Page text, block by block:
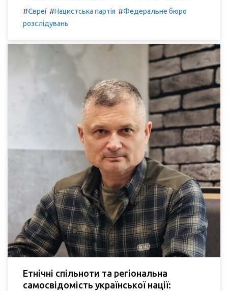
#Євреї #Нацистська партія #Федеральне бюро
розслідувань
Етнічні спільноти та регіональна
самосвідомість української нації: